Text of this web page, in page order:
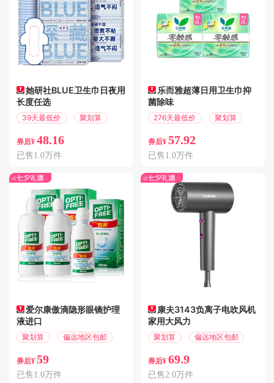
她研社BLUE卫生巾日夜用
长度任选
39天最低价 聚划算
券后¥ 48.16
已售1.0万件
爱尔康傲滴隐形眼镜护理
液进口
聚划算 偏远地区包邮
券后¥ 59
已售1.0万件
乐而雅超薄日用卫生巾抑
菌除味
276天最低价 聚划算
券后¥ 57.92
已售1.0万件
康夫3143负离子电吹风机
家用大风力
聚划算 偏远地区包邮
券后¥ 69.9
已售2.0万件